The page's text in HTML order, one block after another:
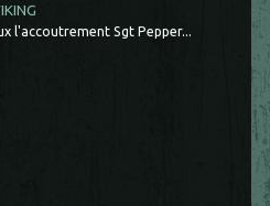
l'accoutrement Sgt Pepper...